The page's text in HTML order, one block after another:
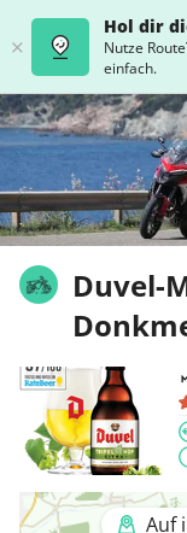
Hol dir
Nutze
einfach.
Duvel-
Auf